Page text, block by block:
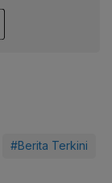
#Berita Terkini